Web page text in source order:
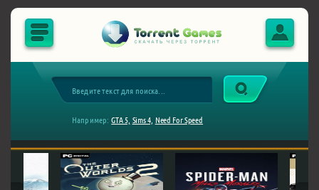
Например: GTA 5, Sims 4, Need For Speed